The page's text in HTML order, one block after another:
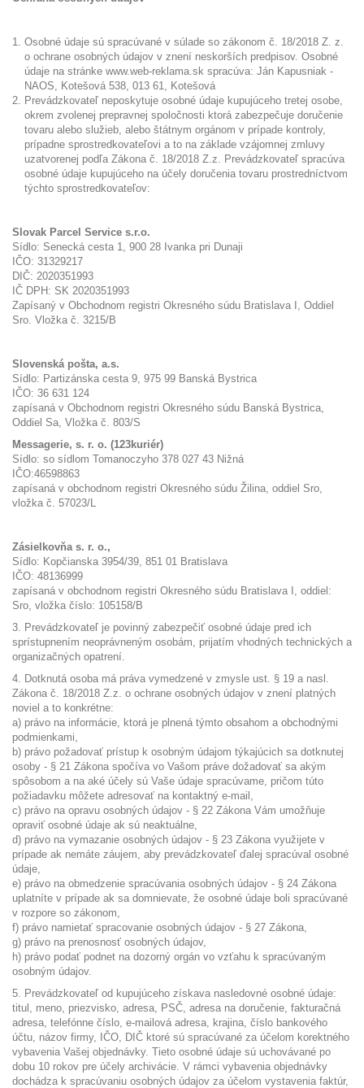
Osobné údaje sú spracúvané v súlade so zákonom č. 18/2018 Z. z.
o ochrane osobných údajov v znení neskorších predpisov. Osobné
údaje na stránke www.web-reklama.sk spracúva: Ján Kapusniak -
NAOS, Kotešová 538, 013 61, Kotešová
Prevádzkovateľ neposkytuje osobné údaje kupujúceho tretej osobe,
okrem zvolenej prepravnej spoločnosti ktorá zabezpečuje doručenie
tovaru alebo služieb, alebo štátnym orgánom v prípade kontroly,
prípadne sprostredkovateľovi a to na základe vzájomnej zmluvy
uzatvorenej podľa Zákona č. 18/2018 Z.z. Prevádzkovateľ spracúva
osobné údaje kupujúceho na účely doručenia tovaru prostredníctvom
týchto sprostredkovateľov:
Slovak Parcel Service s.r.o.
Sídlo: Senecká cesta 1, 900 28 Ivanka pri Dunaji
IČO: 31329217
DIČ: 2020351993
IČ DPH: SK 2020351993
Zapísaný v Obchodnom registri Okresného súdu Bratislava I, Oddiel
Sro. Vložka č. 3215/B
Slovenská pošta, a.s.
Sídlo: Partizánska cesta 9, 975 99 Banská Bystrica
IČO: 36 631 124
zapísaná v Obchodnom registri Okresného súdu Banská Bystrica,
Oddiel Sa, Vložka č. 803/S
Messagerie, s. r. o. (123kuriér)
Sídlo: so sídlom Tomanoczyho 378 027 43 Nižná
IČO:46598863
zapísaná v obchodnom registri Okresného súdu Žilina, oddiel Sro,
vložka č. 57023/L
Zásielkovňa s. r. o.,
Sídlo: Kopčianska 3954/39, 851 01 Bratislava
IČO: 48136999
zapísaná v obchodnom registri Okresného súdu Bratislava I, oddiel:
Sro, vložka číslo: 105158/B
3. Prevádzkovateľ je povinný zabezpečiť osobné údaje pred ich
sprístupnením neoprávneným osobám, prijatím vhodných technických a
organizačných opatrení.
4. Dotknutá osoba má práva vymedzené v zmysle ust. § 19 a nasl.
Zákona č. 18/2018 Z.z. o ochrane osobných údajov v znení platných
noviel a to konkrétne:
a) právo na informácie, ktorá je plnená týmto obsahom a obchodnými
podmienkami,
b) právo požadovať prístup k osobným údajom týkajúcich sa dotknutej
osoby - § 21 Zákona spočíva vo Vašom práve dožadovať sa akým
spôsobom a na aké účely sú Vaše údaje spracúvame, pričom túto
požiadavku môžete adresovať na kontaktný e-mail,
c) právo na opravu osobných údajov - § 22 Zákona Vám umožňuje
opraviť osobné údaje ak sú neaktuálne,
d) právo na vymazanie osobných údajov - § 23 Zákona využijete v
prípade ak nemáte záujem, aby prevádzkovateľ ďalej spracúval osobné
údaje,
e) právo na obmedzenie spracúvania osobných údajov - § 24 Zákona
uplatníte v prípade ak sa domnievate, že osobné údaje boli spracúvané
v rozpore so zákonom,
f) právo namietať spracovanie osobných údajov - § 27 Zákona,
g) právo na prenosnosť osobných údajov,
h) právo podať podnet na dozorný orgán vo vzťahu k spracúvaným
osobným údajov.
5. Prevádzkovateľ od kupujúceho získava nasledovné osobné údaje:
titul, meno, priezvisko, adresa, PSČ, adresa na doručenie, fakturačná
adresa, telefónne číslo, e-mailová adresa, krajina, číslo bankového
účtu, názov firmy, IČO, DIČ ktoré sú spracúvané za účelom korektného
vybavenia Vašej objednávky. Tieto osobné údaje sú uchovávané po
dobu 10 rokov pre účely archivácie. V rámci vybavenia objednávky
dochádza k spracúvaniu osobných údajov za účelom vystavenia faktúr,